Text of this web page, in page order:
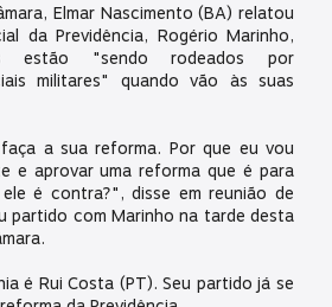
Elmar Nascimento (BA) relatou
da Previdência, Rogério Marinho,
estão "sendo rodeados por
militares" quando vão às suas
a sua reforma. Por que eu vou
e aprovar uma reforma que é para
é contra?", disse em reunião de
partido com Marinho na tarde desta
é Rui Costa (PT). Seu partido já se